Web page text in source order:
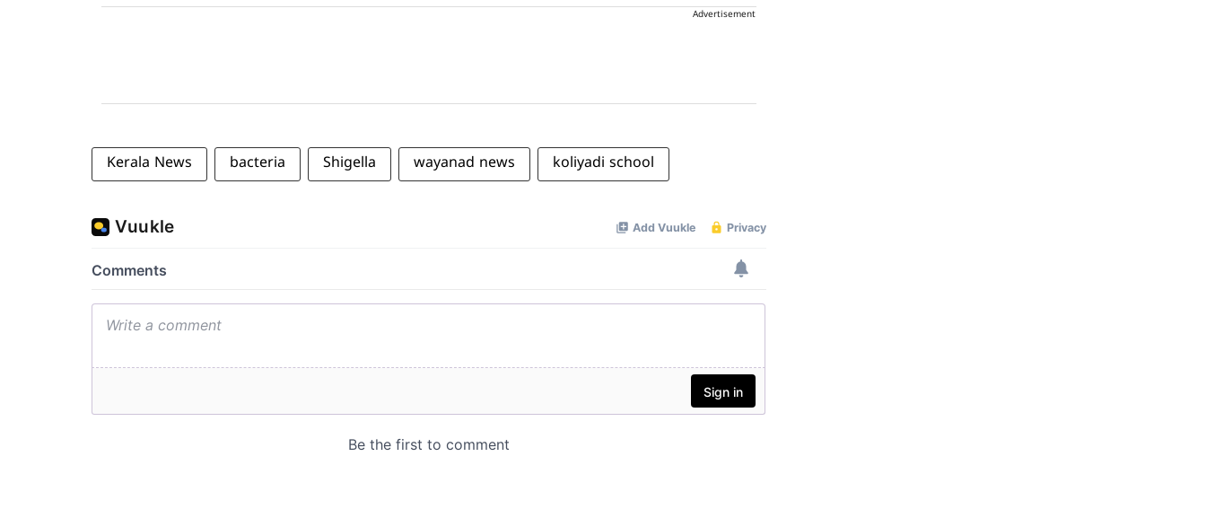
Advertisement
Kerala News bacteria Shigella wayanad news koliyadi school